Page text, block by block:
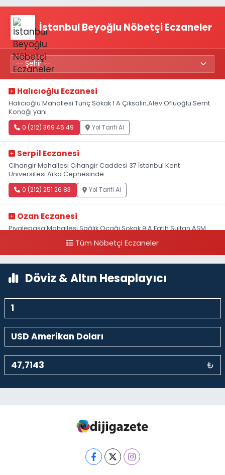
İstanbul Beyoğlu Nöbetçi Eczaneler
Halıcıoğlu Eczanesi
Halıcıoğlu Mahallesi Tunç Sokak 1 A Çıksalın,Alev Ofluoğlu Semt
Konağı yanı
0 (212) 369 45 49 Yol Tarifi Al
Serpil Eczanesi
Cihangir Mahallesi Cihangir Caddesi 37 İstanbul Kent
Üniversitesi Arka Cephesinde
0 (212) 251 26 83 Yol Tarifi Al
Ozan Eczanesi
Piyalepaşa Mahallesi Sağlık Ocağı Sokak 9 A Fatih Sultan ASM
Tüm Nöbetçi Eczaneler
Döviz & Altın Hesaplayıcı
₺